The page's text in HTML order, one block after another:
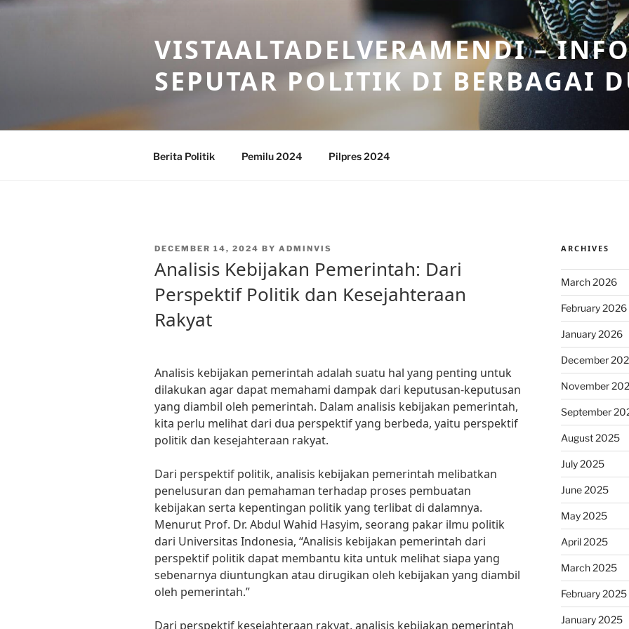
Skip
VISTAALTADELVERAMENDI –
SEPUTAR POLITIK DI BERBAGAI
Berita Politik Pemilu 2024 Pilpres 2024
POSTED
DECEMBER 14, 2024 BY ADMINVIS
Analisis Kebijakan Pemerintah: Dari
Perspektif Politik dan Kesejahteraan
Rakyat
Analisis kebijakan pemerintah adalah suatu hal yang penting untuk
dilakukan agar dapat memahami dampak dari keputusan-keputusan
yang diambil oleh pemerintah. Dalam analisis kebijakan pemerintah,
kita perlu melihat dari dua perspektif yang berbeda, yaitu perspektif
politik dan kesejahteraan rakyat.
Dari perspektif politik, analisis kebijakan pemerintah melibatkan
penelusuran dan pemahaman terhadap proses pembuatan
kebijakan serta kepentingan politik yang terlibat di dalamnya.
Menurut Prof. Dr. Abdul Wahid Hasyim, seorang pakar ilmu politik
dari Universitas Indonesia, “Analisis kebijakan pemerintah dari
perspektif politik dapat membantu kita untuk melihat siapa yang
sebenarnya diuntungkan atau dirugikan oleh kebijakan yang diambil
oleh pemerintah.”
Dari perspektif kesejahteraan rakyat, analisis kebijakan pemerintah
ARCHIVES
March 2026
February 2026
January 2026
December
November
September
August 2025
July 2025
June 2025
May 2025
April 2025
March 2025
February 2025
January 2025